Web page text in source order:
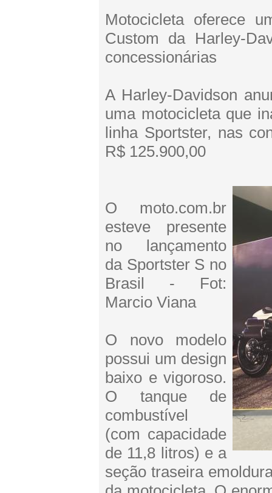
Motocicleta oferece
Custom da Harley-
concessionárias
A Harley-Davidson
uma motocicleta que
linha Sportster, nas
R$ 125.900,00
O moto.com.br
esteve presente
no lançamento
da Sportster S no
Brasil - Fot:
Marcio Viana
O novo modelo
possui um design
baixo e vigoroso.
O tanque de
combustível
(com capacidade
de 11,8 litros) e a
seção traseira